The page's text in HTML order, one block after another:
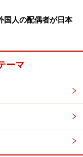
活習慣の違いなど
最近は子どものこ
。特に“言語の教
ては、そろそろ５
ちんと決めなけれ
最も考える問題で
どうするか……。子
おいてあげなけれ
国人の配偶者が日本
ーマ